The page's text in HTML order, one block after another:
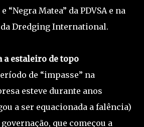
“Negra Matea” da PDVSA e na
Dredging International.
a estaleiro de topo
de “impasse” na
esteve durante anos
a ser equacionada a falência)
que começou a